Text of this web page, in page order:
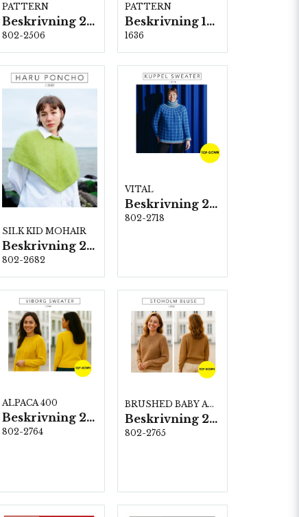
PATTERN
Beskrivning 2506
802-2506
PATTERN
Beskrivning 1636
1636
SILK KID MOHAIR
Beskrivning 2682
802-2682
VITAL
Beskrivning 2718
802-2718
ALPACA 400
Beskrivning 2764
802-2764
BRUSHED BABY ALPACA
Beskrivning 2765
802-2765